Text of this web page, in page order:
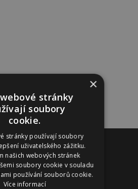
Reklama
×
stránky
soubory
cookie.
stránky používají soubory
uživatelského zážitku.
našich webových stránek
soubory cookie v souladu
používání souborů cookie.
Více informací